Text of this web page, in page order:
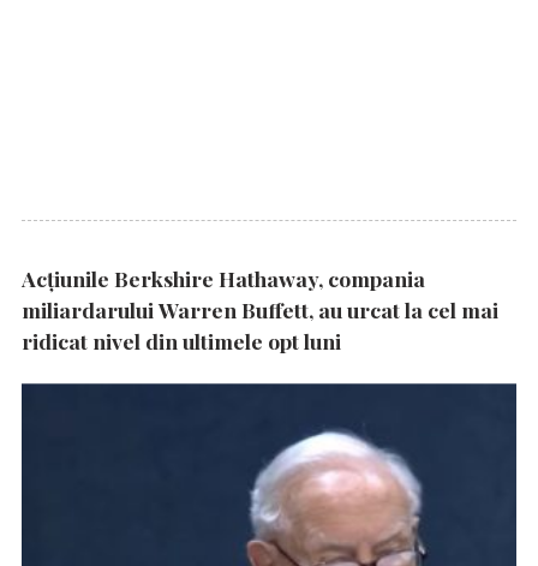
Acțiunile Berkshire Hathaway, compania
miliardarului Warren Buffett, au urcat la cel mai
ridicat nivel din ultimele opt luni